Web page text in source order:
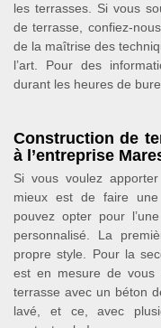
les terrasses. Si vous
de terrasse, confiez-
de la maîtrise des
l’art. Pour des
durant les heures de
Construction de
à l’entreprise
Si vous voulez
mieux est de faire
pouvez opter pour
personnalisé. La
propre style. Pour la
est en mesure de vous
terrasse avec un béton
lavé, et ce, avec